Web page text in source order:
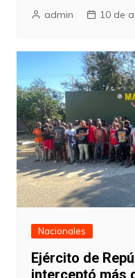
admin 10 de
Nacionales
Ejército de